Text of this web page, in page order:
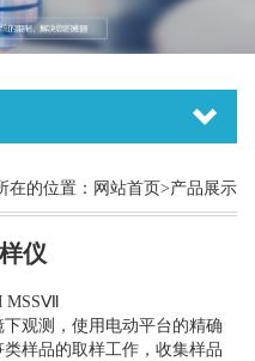
在的位置： 网站首页>产品展示
仪
MSSⅦ
观测，使用电动平台的精确
样品的取样工作，收集样品